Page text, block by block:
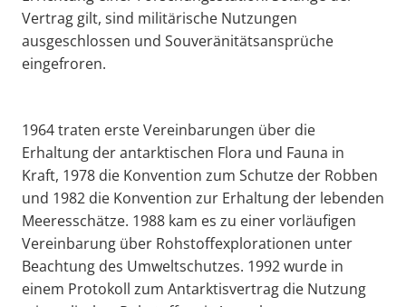
Vertrag gilt, sind militärische Nutzungen
ausgeschlossen und Souveränitätsansprüche
eingefroren.
1964 traten erste Vereinbarungen über die
Erhaltung der antarktischen Flora und Fauna in
Kraft, 1978 die Konvention zum Schutze der Robben
und 1982 die Konvention zur Erhaltung der lebenden
Meeresschätze. 1988 kam es zu einer vorläufigen
Vereinbarung über Rohstoffexplorationen unter
Beachtung des Umweltschutzes. 1992 wurde in
einem Protokoll zum Antarktisvertrag die Nutzung